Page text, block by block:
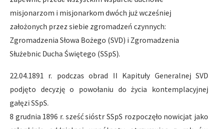
misjonarzom i misjonarkom dwóch już wcześniej
założonych przez siebie zgromadzeń czynnych:
Zgromadzenia Słowa Bożego (SVD) i Zgromadzenia
Służebnic Ducha Świętego (SSpS).
22.04.1891 r. podczas obrad II Kapituły Generalnej SVD
podjęto decyzję o powołaniu do życia kontemplacyjnej
gałęzi SSpS.
8 grudnia 1896 r. sześć sióstr SSpS rozpoczęło nowicjat jako